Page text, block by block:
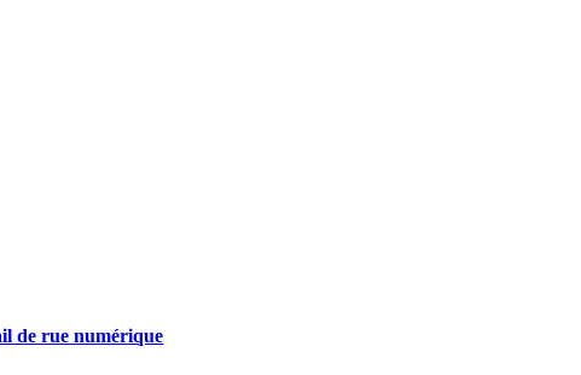
de rue numérique